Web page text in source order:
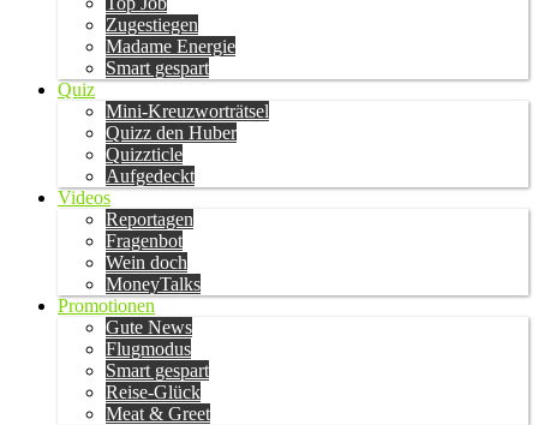
Zugestiegen
Madame Energie
Smart gespart
Quiz
Mini-Kreuzworträtsel
Quizz den Huber
Quizzticle
Aufgedeckt
Videos
Reportagen
Fragenbot
Wein doch
MoneyTalks
Promotionen
Gute News
Flugmodus
Smart gespart
Reise-Glück
Meat & Greet